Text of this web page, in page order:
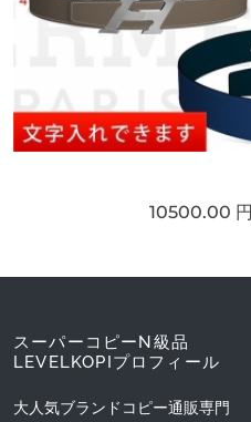
10500.00 円
スーパーコピーN級品
LEVELKOPIプロフィール
大人気ブランドコピー通販専門